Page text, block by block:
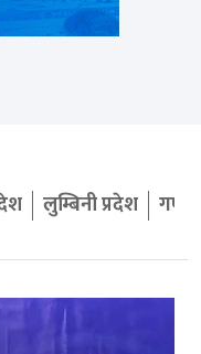
लुम्बिनी प्रदेश